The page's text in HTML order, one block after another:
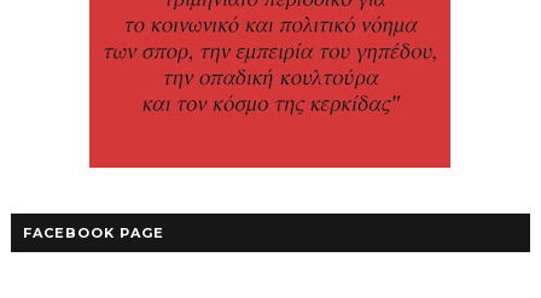
FACEBOOK PAGE